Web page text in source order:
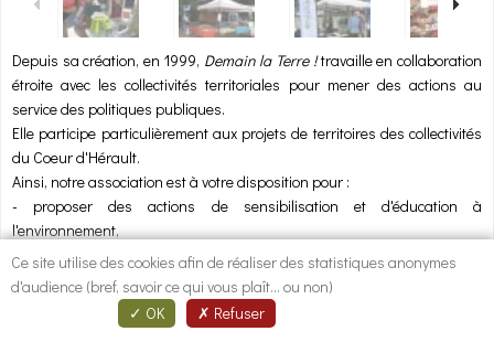
Depuis sa création, en 1999, Demain la Terre !travaille en collaboration
étroite avec les collectivités territoriales pour mener des actions au
service des politiques publiques.
Elle participe particulièrement aux projets de territoires des collectivités
du Coeur d'Hérault.
Ainsi, notre association est à votre disposition pour :
- proposer des actions de sensibilisation et d'éducation à
l'environnement,
- assister vos services pour animer une démarche de concertation,
favoriser l'information et la participation des habitants,
- contribuer à l'élaboration de nouveaux projets en lien avec l'objet et les
compétences deDemain la Terre !,
Ce site utilise des cookies afin de réaliser des statistiques anonymes
d'audience (bref, savoir ce qui vous plaît... ou non)
OK
Refuser